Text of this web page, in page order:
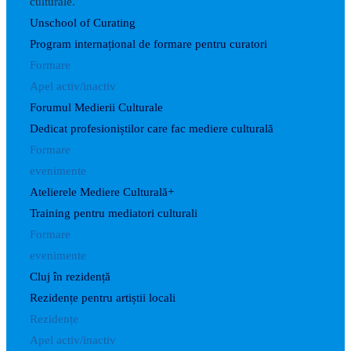
Unschool of Curating
Program internațional de formare pentru curatori
Formare
Apel activ/inactiv
Forumul Medierii Culturale
Dedicat profesioniștilor care fac mediere culturală
Formare
evenimente
Atelierele Mediere Culturală+
Training pentru mediatori culturali
Formare
evenimente
Cluj în rezidență
Rezidențe pentru artiștii locali
Rezidențe
Apel activ/inactiv